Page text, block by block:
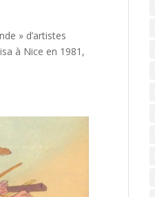
» d’artistes
à Nice en 1981,